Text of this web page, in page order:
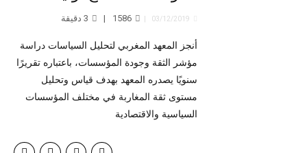
03/12/2019
1586
3دقيقة
مؤشر الثقة وجودة المؤسسات، باعتباره تقريرًا
سنويًا يصدره المعهد بهدف قياس وتحليل
مستوى ثقة المغاربة في مختلف المؤسسات
السياسية والاقتصادية